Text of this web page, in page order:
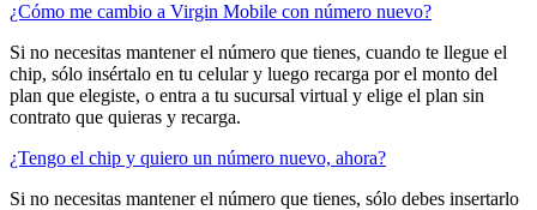
¿Cómo me cambio a Virgin Mobile con número nuevo?
Si no necesitas mantener el número que tienes, cuando te llegue el
chip, sólo insértalo en tu celular y luego recarga por el monto del
plan que elegiste, o entra a tu sucursal virtual y elige el plan sin
contrato que quieras y recarga.
¿Tengo el chip y quiero un número nuevo, ahora?
Si no necesitas mantener el número que tienes, sólo debes insertarlo